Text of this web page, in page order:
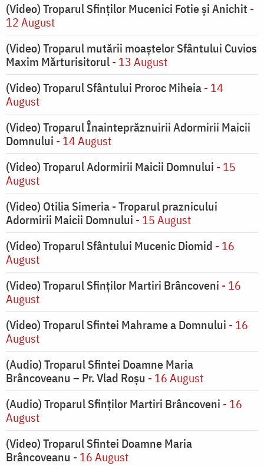
(Video) Troparul Sfinților Mucenici Fotie și Anichit -
12 August
(Video) Troparul mutării moaștelor Sfântului Cuvios
Maxim Mărturisitorul- 13 August
(Video) Troparul Sfântului Proroc Miheia- 14
August
(Video) Troparul Înainteprăznuirii Adormirii Maicii
Domnului - 14 August
(Video) Troparul Adormirii Maicii Domnului - 15
August
(Video) Otilia Simeria - Troparul praznicului
Adormirii Maicii Domnului - 15 August
(Video) Troparul Sfântului Mucenic Diomid - 16
August
(Video) Troparul Sfinților Martiri Brâncoveni - 16
August
(Video) Troparul Sfintei Mahrame a Domnului - 16
August
(Audio) Troparul Sfintei Doamne Maria
Brâncoveanu – Pr. Vlad Roșu - 16 August
(Audio) Troparul Sfinților Martiri Brâncoveni - 16
August
(Video) Troparul Sfintei Doamne Maria
Brâncoveanu - 16 August